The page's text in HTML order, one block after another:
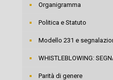
Organigramma
Politica e Statuto
Modello 231 e
WHISTLEBLOWING:
Parità di genere